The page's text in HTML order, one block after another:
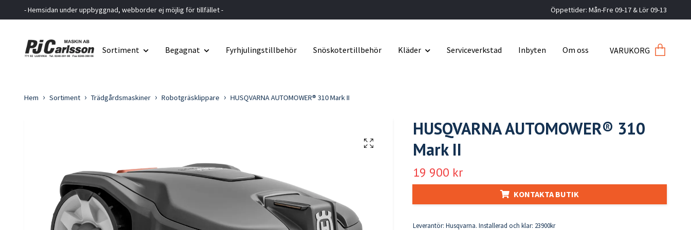
- Hemsidan under uppbyggnad, webborder ej möjlig för tillfället - Öppettider: Mån-Fre 09-17 & Lör 09-13
Sortiment Begagnat Fyrhjulingstillbehör Snöskotertillbehör Kläder Serviceverkstad Inbyten Om oss VARUKORG
Hem Sortiment Trädgårdsmaskiner Robotgräsklippare HUSQVARNA AUTOMOWER® 310 Mark II
HUSQVARNA AUTOMOWER® 310
Mark II
19 900 kr
KONTAKTA BUTIK
Leverantör: Husqvarna. Installerad och klar: 23900kr